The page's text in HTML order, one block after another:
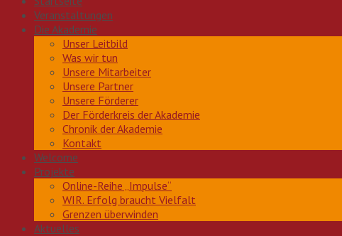
Veranstaltungen
Die Akademie
Unser Leitbild
Was wir tun
Unsere Mitarbeiter
Unsere Partner
Unsere Förderer
Der Förderkreis der Akademie
Chronik der Akademie
Kontakt
Welcome
Projekte
Online-Reihe „Impulse“
WIR. Erfolg braucht Vielfalt
Grenzen überwinden
Aktuelles